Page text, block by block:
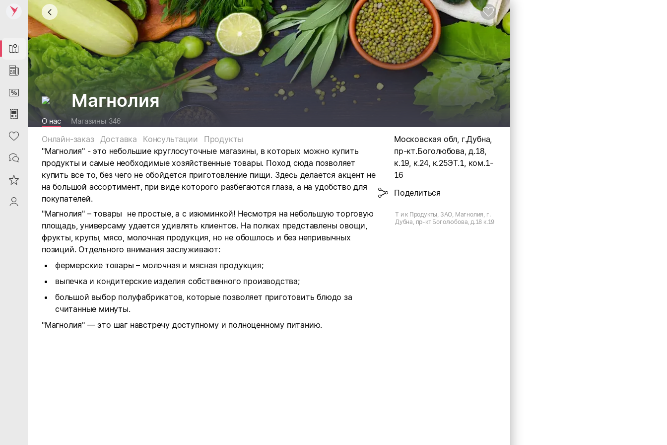
Map
News
DiscountCard
Purchases
Heart
Contacts
Reviews
ProfileSaby
Магнолия
О нас Магазины 346
Онлайн-заказ Доставка Консультации
Продукты
"Магнолия" - это небольшие круглосуточные магазины, в которых можно купить
продукты и самые необходимые хозяйственные товары. Поход сюда позволяет
купить все то, без чего не обойдется приготовление пищи. Здесь делается акцент не
на большой ассортимент, при виде которого разбегаются глаза, а на удобство для
покупателей.
"Магнолия" – товары не простые, а с изюминкой! Несмотря на небольшую торговую
площадь, универсаму удается удивлять клиентов. На полках представлены овощи,
фрукты, крупы, мясо, молочная продукция, но не обошлось и без непривычных
позиций. Отдельного внимания заслуживают:
фермерские товары – молочная и мясная продукция;
выпечка и кондитерские изделия собственного производства;
большой выбор полуфабрикатов, которые позволяет приготовить блюдо за
считанные минуты.
"Магнолия" — это шаг навстречу доступному и полноценному питанию.
Московская обл, г.Дубна,
пр-кт.Боголюбова, д.18,
к.19, к.24, к.25ЭТ.1, ком.1-
16
Поделиться
Т и к Продукты, ЗАО, Магнолия, г.
Дубна, пр-кт Боголюбова, д.18 к.19